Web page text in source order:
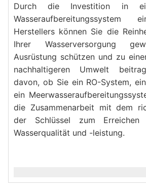
Durch die Investition in
Wasseraufbereitungssystem
Herstellers können Sie die
Ihrer Wasserversorgung
Ausrüstung schützen und zu
nachhaltigeren Umwelt
davon, ob Sie ein RO-System,
ein
die Zusammenarbeit mit dem
der Schlüssel zum Erreichen
Wasserqualität und -leistung.